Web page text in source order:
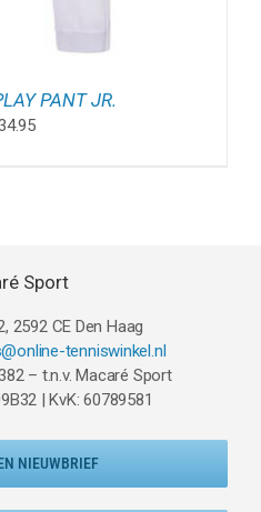
PANT JR.
Sport
2592 CE Den Haag
tenniswinkel.nl
– t.n.v. Macaré Sport
| KvK: 60789581
NIEUWBRIEF